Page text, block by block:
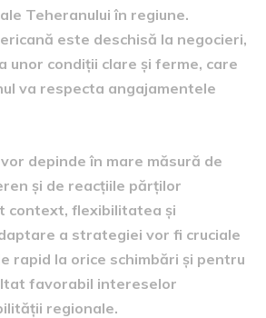
Teheranului în regiune.
este deschisă la negocieri,
unor condiții clare și ferme, care
va respecta angajamentele
depinde în mare măsură de
și de reacțiile părților
context, flexibilitatea și
a strategiei vor fi cruciale
rapid la orice schimbări și pentru
favorabil intereselor
regionale.